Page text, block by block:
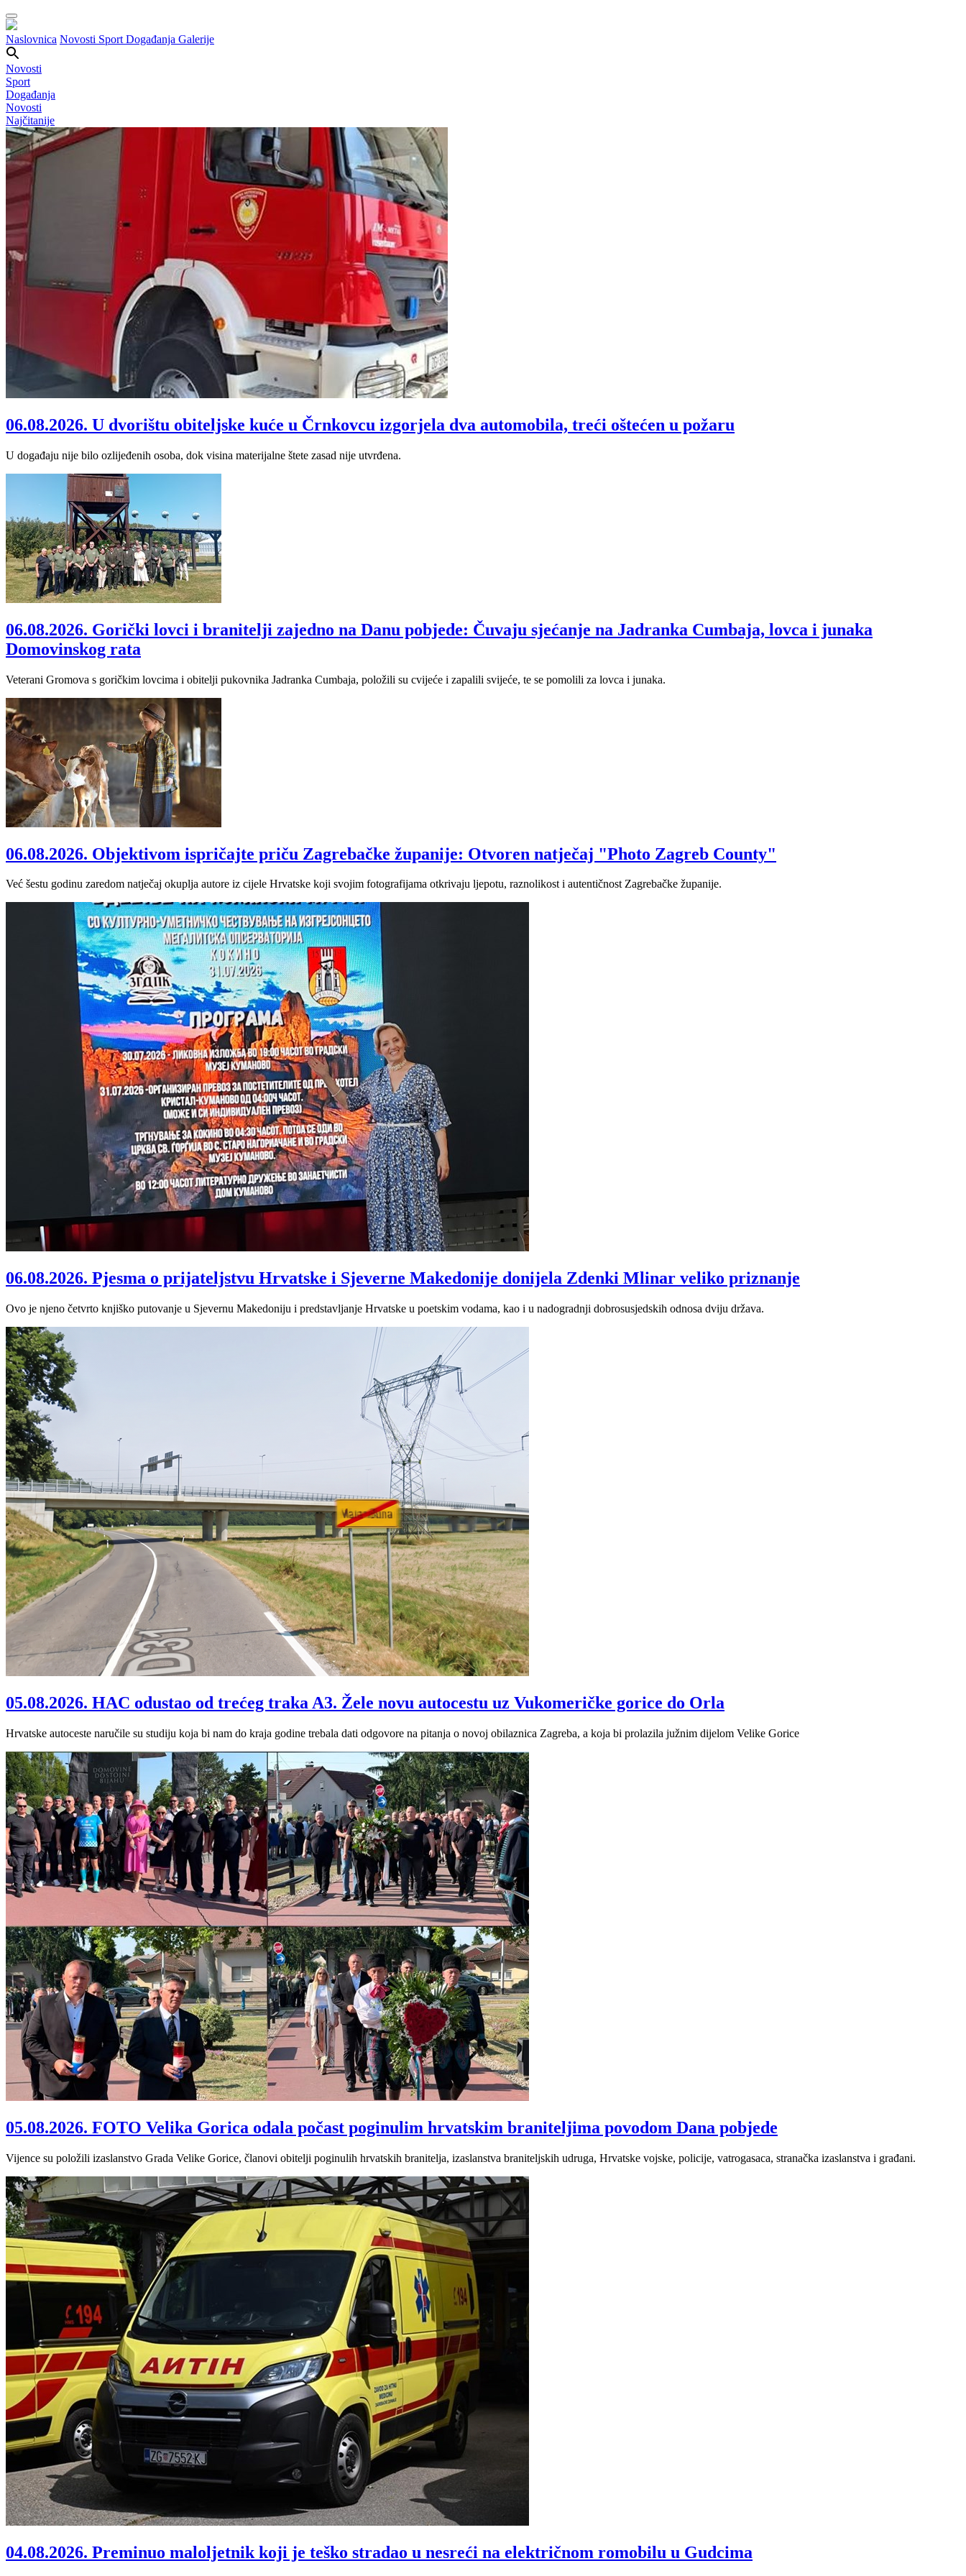
Naslovnica Novosti Sport Događanja Galerije
Novosti
Sport
Događanja
Novosti
Najčitanije
06.08.2026. U dvorištu obiteljske kuće u Črnkovcu izgorjela dva automobila, treći oštećen u požaru
U događaju nije bilo ozlijeđenih osoba, dok visina materijalne štete zasad nije utvrđena.
06.08.2026. Gorički lovci i branitelji zajedno na Danu pobjede: Čuvaju sjećanje na Jadranka Cumbaja, lovca i junaka
Domovinskog rata
Veterani Gromova s goričkim lovcima i obitelji pukovnika Jadranka Cumbaja, položili su cvijeće i zapalili svijeće, te se pomolili za lovca i junaka.
06.08.2026. Objektivom ispričajte priču Zagrebačke županije: Otvoren natječaj "Photo Zagreb County"
Već šestu godinu zaredom natječaj okuplja autore iz cijele Hrvatske koji svojim fotografijama otkrivaju ljepotu, raznolikost i autentičnost Zagrebačke županije.
06.08.2026. Pjesma o prijateljstvu Hrvatske i Sjeverne Makedonije donijela Zdenki Mlinar veliko priznanje
Ovo je njeno četvrto knjiško putovanje u Sjevernu Makedoniju i predstavljanje Hrvatske u poetskim vodama, kao i u nadogradnji dobrosusjedskih odnosa dviju država.
05.08.2026. HAC odustao od trećeg traka A3. Žele novu autocestu uz Vukomeričke gorice do Orla
Hrvatske autoceste naručile su studiju koja bi nam do kraja godine trebala dati odgovore na pitanja o novoj obilaznica Zagreba, a koja bi prolazila južnim dijelom Velike Gorice
05.08.2026. FOTO Velika Gorica odala počast poginulim hrvatskim braniteljima povodom Dana pobjede
Vijence su položili izaslanstvo Grada Velike Gorice, članovi obitelji poginulih hrvatskih branitelja, izaslanstva braniteljskih udruga, Hrvatske vojske, policije, vatrogasaca, stranačka izaslanstva i građani.
04.08.2026. Preminuo maloljetnik koji je teško stradao u nesreći na električnom romobilu u Gudcima